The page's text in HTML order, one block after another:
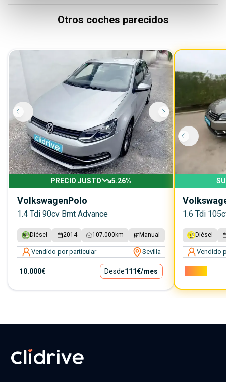
Otros coches parecidos
PRECIO JUSTO 5.26%
VolkswagenPolo
1.4 Tdi 90cv Bmt Advance
Diésel 2014 107.000 km Manual
Vendido por particular Sevilla
10.000€ Desde111€/mes
1.6 Tdi
Diésel
Vendido